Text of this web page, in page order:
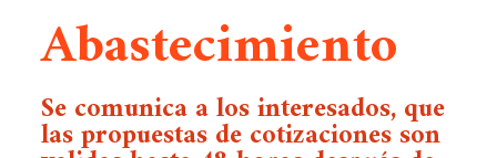
Abastecimiento
Se comunica a los interesados, que
las propuestas de cotizaciones son